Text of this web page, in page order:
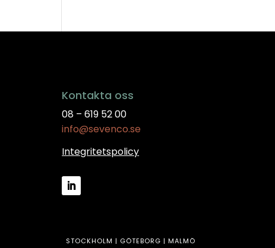
Kontakta oss
08 – 619 52 00
info@sevenco.se
Integritetspolicy
STOCKHOLM | GÖTEBORG | MALMÖ